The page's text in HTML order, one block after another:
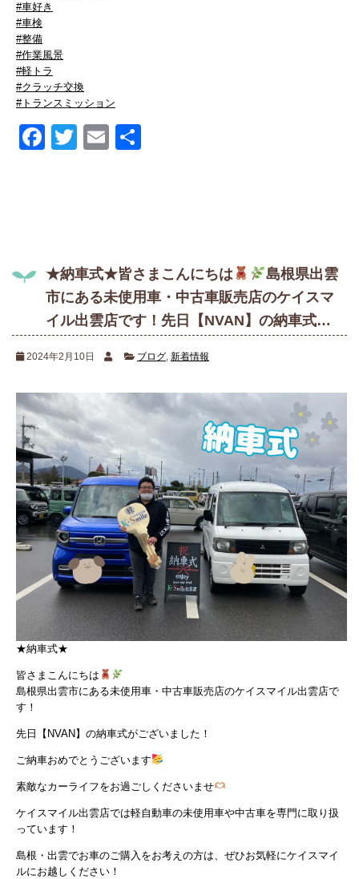
#車好き
#車検
#整備
#作業風景
#軽トラ
#クラッチ交換
#トランスミッション
Facebook
TwitterEmail
★納車式★皆さまこんにちは
島根県出雲
市にある未使用車・中古車販売店のケイスマ
イル出雲店です！先日【NVAN】の納車式…
2024年2月10日 ブログ 新着情報
★納車式★
皆さまこんにちは
島根県出雲市にある未使用車・中古車販売店のケイスマイル出雲店で
す！
先日【NVAN】の納車式がございました！
ご納車おめでとうございます
素敵なカーライフをお過ごしくださいませ
ケイスマイル出雲店では軽自動車の未使用車や中古車を専門に取り扱
っています！
島根・出雲でお車のご購入をお考えの方は、ぜひお気軽にケイスマイ
ルにお越しください！